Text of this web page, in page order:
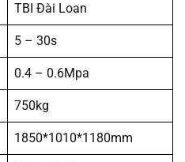
TBI Đài Loan
5 – 30s
0.4 – 0.6Mpa
750kg
1850*1010*1180mm